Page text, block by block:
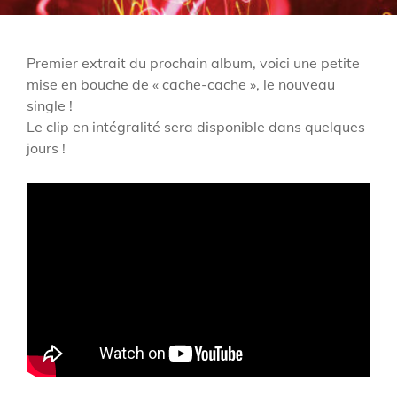
Premier extrait du prochain album, voici une petite
mise en bouche de « cache-cache », le nouveau
single !
Le clip en intégralité sera disponible dans quelques
jours !